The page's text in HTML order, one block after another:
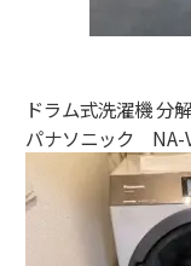
ドラム式洗濯機 分
パナソニック